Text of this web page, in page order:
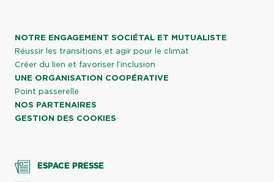
NOTRE ENGAGEMENT SOCIÉTAL ET MUTUALISTE
Réussir les transitions et agir pour le climat
Créer du lien et favoriser l’inclusion
UNE ORGANISATION COOPÉRATIVE
Point passerelle
NOS PARTENAIRES
GESTION DES COOKIES
ESPACE PRESSE